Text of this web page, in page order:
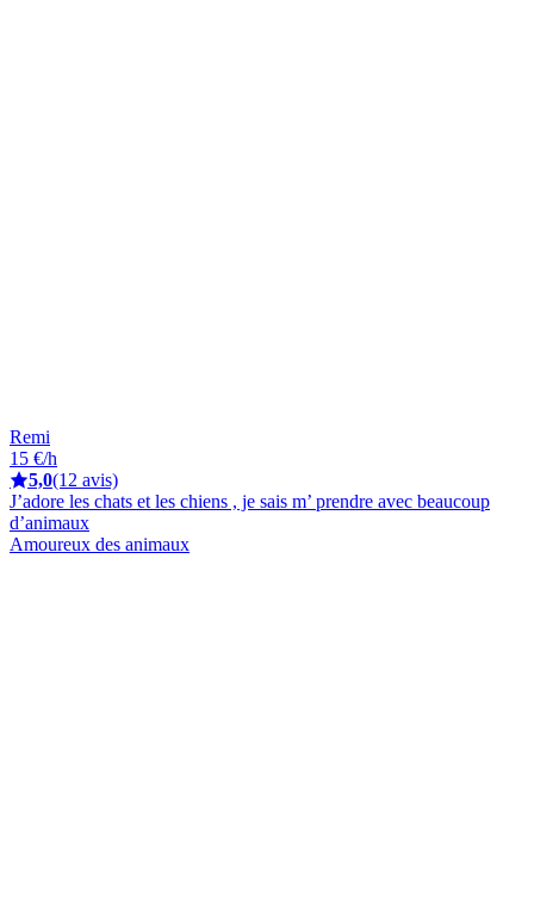
Remi
15 €/h
5,0(12 avis)
J’adore les chats et les chiens , je sais m’ prendre avec beaucoup
d’animaux
Amoureux des animaux